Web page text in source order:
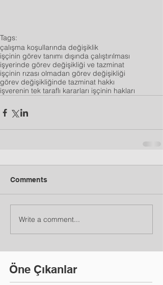
Tags:
çalışma koşullarında değişiklik
işçinin görev tanımı dışında çalıştırılması
işyerinde görev değişikliği ve tazminat
işçinin rızası olmadan görev değişikliği
görev değişikliğinde tazminat hakkı
işverenin tek taraflı kararları işçinin hakları
Comments
Write a comment...
Öne Çıkanlar